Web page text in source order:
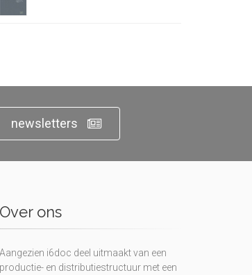
newsletters
Over ons
Aangezien i6doc deel uitmaakt van een
productie- en distributiestructuur met een